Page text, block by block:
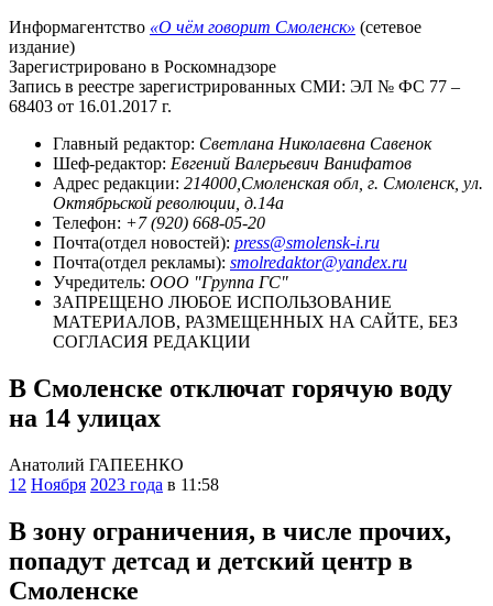
Информагентство «О чём говорит Смоленск» (сетевое
издание)
Зарегистрировано в Роскомнадзоре
Запись в реестре зарегистрированных СМИ: ЭЛ № ФС 77 –
68403 от 16.01.2017 г.
Главный редактор: Светлана Николаевна Савенок
Шеф-редактор: Евгений Валерьевич Ванифатов
Адрес редакции: 214000,Смоленская обл, г. Смоленск, ул.
Октябрьской революции, д.14а
Телефон: +7 (920) 668-05-20
Почта(отдел новостей): press@smolensk-i.ru
Почта(отдел рекламы): smolredaktor@yandex.ru
Учредитель: ООО "Группа ГС"
ЗАПРЕЩЕНО ЛЮБОЕ ИСПОЛЬЗОВАНИЕ
МАТЕРИАЛОВ, РАЗМЕЩЕННЫХ НА САЙТЕ, БЕЗ
СОГЛАСИЯ РЕДАКЦИИ
В Смоленске отключат горячую воду
на 14 улицах
Анатолий ГАПЕЕНКО
12 Ноября 2023 года в 11:58
В зону ограничения, в числе прочих,
попадут детсад и детский центр в
Смоленске